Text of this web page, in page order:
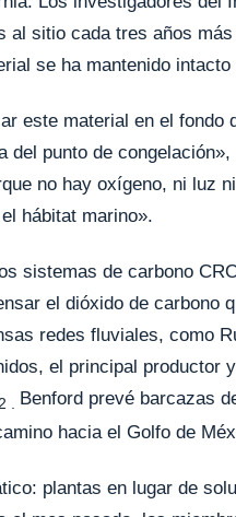
al sitio cada tres años
se ha mantenido
este material en el
del punto de
no hay oxígeno, ni luz
hábitat marino».
sistemas de carbono
el dióxido de carbono
redes fluviales, como
el principal productor
2 . Benford prevé barcazas
hacia el Golfo de